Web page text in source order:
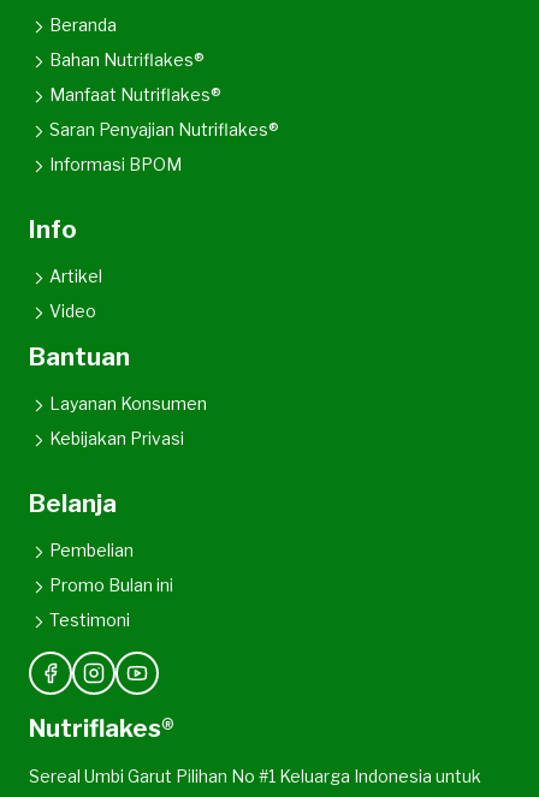
Beranda
Bahan Nutriflakes®
Manfaat Nutriflakes®
Saran Penyajian Nutriflakes®
Informasi BPOM
Info
Artikel
Video
Bantuan
Layanan Konsumen
Kebijakan Privasi
Belanja
Pembelian
Promo Bulan ini
Testimoni
Nutriflakes®
Sereal Umbi Garut Pilihan No #1 Keluarga Indonesia untuk